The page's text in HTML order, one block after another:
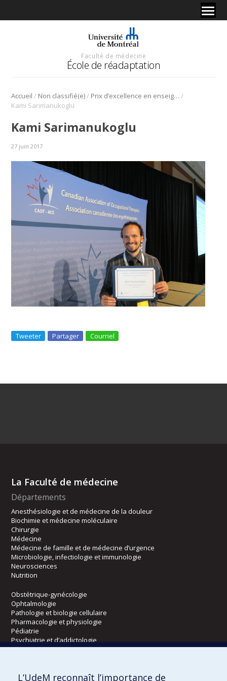
Faculté de médecine
École de réadaptation
Accueil / Non classifié(e)/ Prix d’excellence en enseignement clinique de l’ACE 2017 remis à Kami Sarimanukoglu de l’IUGM /
Kami Sarimanukoglu
Kami Sarimanukoglu
27 juin 2017
Tweeter Partager Courriel
La Faculté de médecine
Départements
Anesthésiologie et de médecine de la douleur
Biochimie et médecine moléculaire
Chirurgie
Médecine
Médecine de famille et de médecine d’urgence
Microbiologie, infectiologie et immunologie
Neurosciences
Nutrition
Obstétrique-gynécologie
Ophtalmologie
Pathologie et biologie cellulaire
Pharmacologie et physiologie
Pédiatrie
Psychiatrie et d’addictologie
Radiologie, radio-oncologie et médecine nucléaire
L’UdeM reconnaît l’importance de